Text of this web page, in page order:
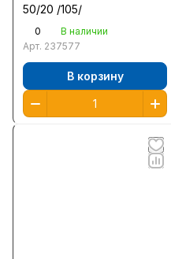
50/20 /105/
0
В наличии
Арт. 237577
В корзину